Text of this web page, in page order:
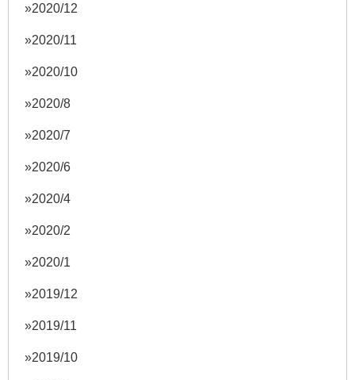
2020/12
2020/11
2020/10
2020/8
2020/7
2020/6
2020/4
2020/2
2020/1
2019/12
2019/11
2019/10